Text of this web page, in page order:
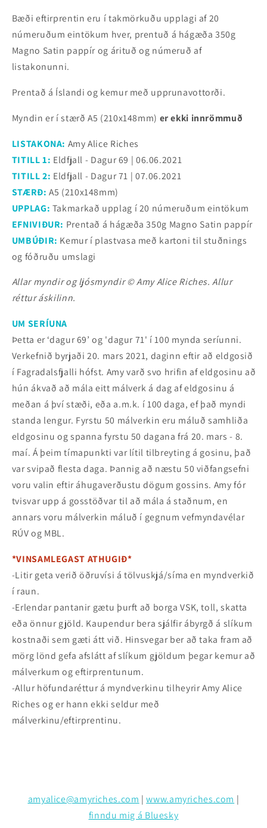
Bæði eftirprentin eru í takmörkuðu upplagi af 20
númeruðum eintökum hver, prentuð á hágæða 350g
Magno Satin pappír og árituð og númeruð af
listakonunni.
Prentað á Íslandi og kemur með upprunavottorði.
Myndin er í stærð A5 (210x148mm) er ekki innrömmuð
LISTAKONA: Amy Alice Riches
TITILL 1: Eldfjall - Dagur 69 | 06.06.2021
TITILL 2: Eldfjall - Dagur 71 | 07.06.2021
STÆRÐ: A5 (210x148mm)
UPPLAG: Takmarkað upplag í 20 númeruðum eintökum
EFNIVIÐUR: Prentað á hágæða 350g Magno Satin pappír
UMBÚÐIR: Kemur í plastvasa með kartoni til stuðnings
og fóðruðu umslagi
Allar myndir og ljósmyndir © Amy Alice Riches. Allur
réttur áskilinn.
UM SERÍUNA
Þetta er ‘dagur 69’ og 'dagur 71' í 100 mynda seríunni.
Verkefnið byrjaði 20. mars 2021, daginn eftir að eldgosið
í Fagradalsfjalli hófst. Amy varð svo hrifin af eldgosinu að
hún ákvað að mála eitt málverk á dag af eldgosinu á
meðan á því stæði, eða a.m.k. í 100 daga, ef það myndi
standa lengur. Fyrstu 50 málverkin eru máluð samhliða
eldgosinu og spanna fyrstu 50 dagana frá 20. mars - 8.
maí. Á þeim tímapunkti var lítil tilbreyting á gosinu, það
var svipað flesta daga. Þannig að næstu 50 viðfangsefni
voru valin eftir áhugaverðustu dögum gossins. Amy fór
tvisvar upp á gosstöðvar til að mála á staðnum, en
annars voru málverkin máluð í gegnum vefmyndavélar
RÚV og MBL.
*VINSAMLEGAST ATHUGIÐ*
-Litir geta verið öðruvísi á tölvuskjá/síma en myndverkið
í raun.
-Erlendar pantanir gætu þurft að borga VSK, toll, skatta
eða önnur gjöld. Kaupendur bera sjálfir ábyrgð á slíkum
kostnaði sem gæti átt við. Hinsvegar ber að taka fram að
mörg lönd gefa afslátt af slíkum gjöldum þegar kemur að
málverkum og eftirprentunum.
-Allur höfundaréttur á myndverkinu tilheyrir Amy Alice
Riches og er hann ekki seldur með
málverkinu/eftirprentinu.
amyalice@amyriches.com |www.amyriches.com |
finndu mig á Bluesky